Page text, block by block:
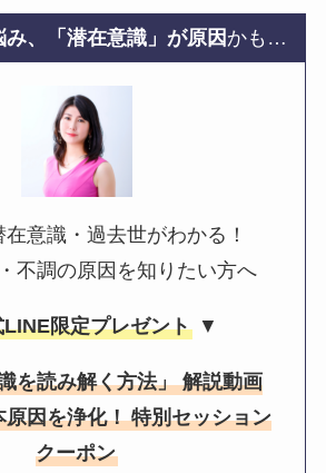
、「潜在意識」が原因 かも…
意識・過去世がわかる！
不調の原因を知りたい方へ
限定プレゼント▼
を読み解く方法」 解説動画
原因を浄化！ 特別セッション
クーポン